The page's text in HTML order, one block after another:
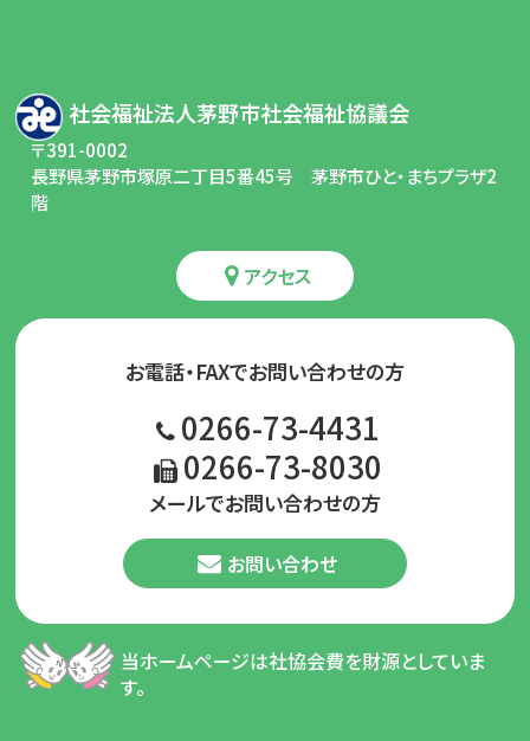
社会福祉法人茅野市社会福祉協議会
〒391-0002
長野県茅野市塚原二丁目5番45号 茅野市ひと・まちプラザ2
階
アクセス
お電話・FAXでお問い合わせの方
0266-73-4431
0266-73-8030
メールでお問い合わせの方
お問い合わせ
当ホームページは社協会費を財源としていま
す。